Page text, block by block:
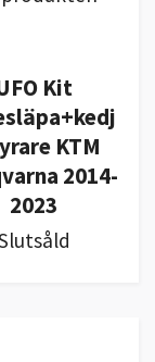
Kit
KTM
2014-
2023